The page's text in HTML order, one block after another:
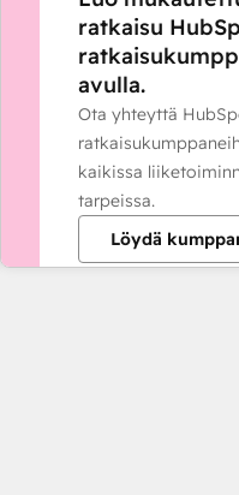
ratkaisu
avulla.
Ota yhteyttä
kaikissa
tarpeissa.
Löydä